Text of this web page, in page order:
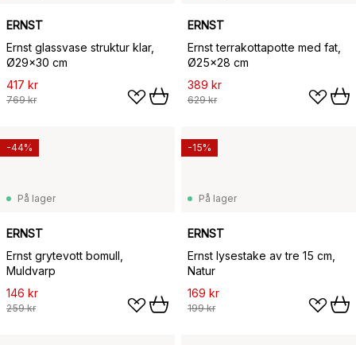
ERNST
Ernst glassvase struktur klar,
Ø29x30 cm
417 kr
769 kr
ERNST
Ernst terrakottapotte med fat,
Ø25x28 cm
389 kr
629 kr
På lager
ERNST
Ernst grytevott bomull,
Muldvarp
146 kr
259 kr
-44%
På lager
ERNST
Ernst lysestake av tre 15 cm,
Natur
169 kr
199 kr
-15%